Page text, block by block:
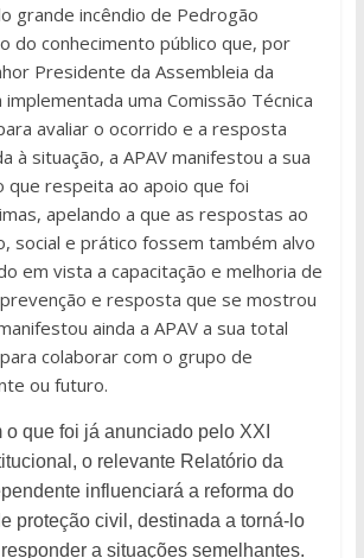
grande incêndio de Pedrogão
do conhecimento público que, por
Presidente da Assembleia da
implementada uma Comissão Técnica
avaliar o ocorrido e a resposta
à situação, a APAV manifestou a sua
que respeita ao apoio que foi
apelando a que as respostas ao
social e prático fossem também alvo
em vista a capacitação e melhoria de
e resposta que se mostrou
ainda a APAV a sua total
colaborar com o grupo de
ou futuro.
o que foi já anunciado pelo XXI
o relevante Relatório da
influenciará a reforma do
proteção civil, destinada a torná-lo
a situações semelhantes.